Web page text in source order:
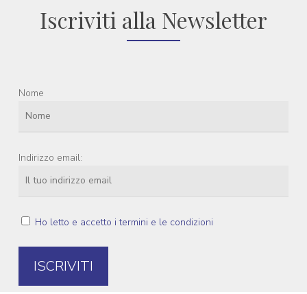
Iscriviti alla Newsletter
Nome
Indirizzo email:
Ho letto e accetto i termini e le condizioni